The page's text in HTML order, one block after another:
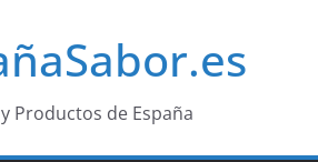
Productos de España